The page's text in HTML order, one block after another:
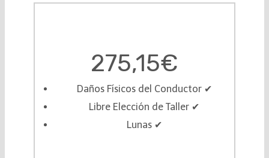
275,15€
Daños Físicos del Conductor ✔︎
Libre Elección de Taller ✔︎
Lunas ✔︎